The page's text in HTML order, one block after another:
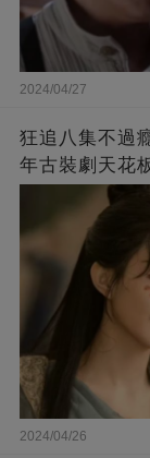
2024/04/27
狂追八集不過
年古裝劇天花
2024/04/26